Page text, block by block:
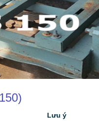
Lưu ý